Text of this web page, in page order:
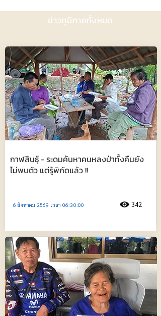
ข่าวภูมิภาคทั้งหมด
กาฬสินธุ์ - ระดมค้นหาคนหลงป่าทั้งคืนยัง
ไม่พบตัว แต่รู้พิกัดแล้ว !!
6 สิงหาคม 2569 เวลา 06:30:00 342